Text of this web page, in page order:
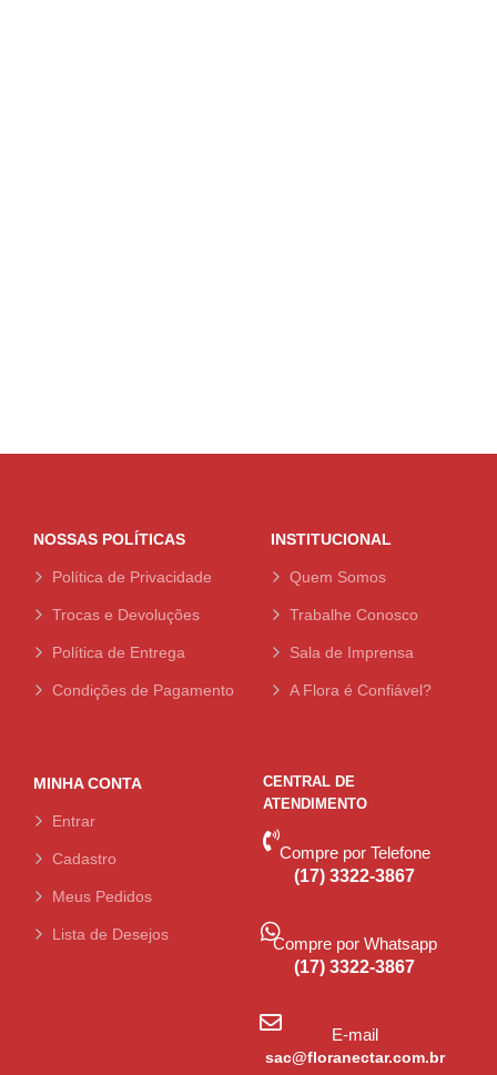
NOSSAS POLÍTICAS
Política de Privacidade
Trocas e Devoluções
Política de Entrega
Condições de Pagamento
INSTITUCIONAL
Quem Somos
Trabalhe Conosco
Sala de Imprensa
A Flora é Confiável?
MINHA CONTA
Entrar
Cadastro
Meus Pedidos
Lista de Desejos
CENTRAL DE
ATENDIMENTO
Compre por Telefone
(17) 3322-3867
Compre por Whatsapp
(17) 3322-3867
E-mail
sac@floranectar.com.br